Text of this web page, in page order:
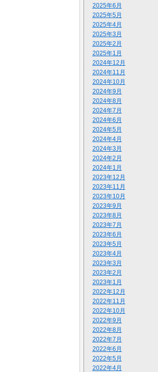
2025年6月
2025年5月
2025年4月
2025年3月
2025年2月
2025年1月
2024年12月
2024年11月
2024年10月
2024年9月
2024年8月
2024年7月
2024年6月
2024年5月
2024年4月
2024年3月
2024年2月
2024年1月
2023年12月
2023年11月
2023年10月
2023年9月
2023年8月
2023年7月
2023年6月
2023年5月
2023年4月
2023年3月
2023年2月
2023年1月
2022年12月
2022年11月
2022年10月
2022年9月
2022年8月
2022年7月
2022年6月
2022年5月
2022年4月